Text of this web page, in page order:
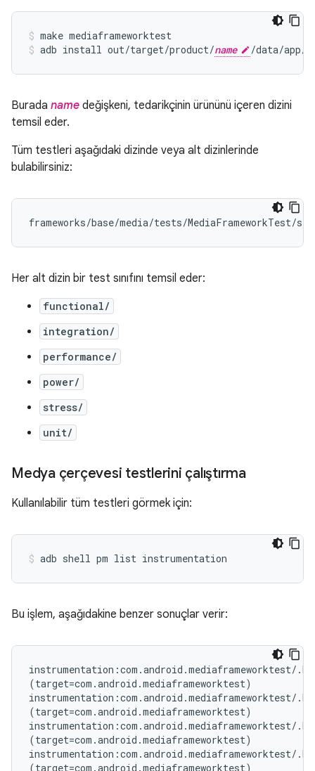
make mediaframeworktest
adb install out/target/product/name /data/app/
Burada name değişkeni, tedarikçinin ürününü içeren dizini
temsil eder.
Tüm testleri aşağıdaki dizinde veya alt dizinlerinde
bulabilirsiniz:
Her alt dizin bir test sınıfını temsil eder:
functional/
integration/
performance/
power/
stress/
unit/
Medya çerçevesi testlerini çalıştırma
Kullanılabilir tüm testleri görmek için:
Bu işlem, aşağıdakine benzer sonuçlar verir:
instrumentation:com.android.mediaframeworktest/
(target=com.android.mediaframeworktest)
instrumentation:com.android.mediaframeworktest/
(target=com.android.mediaframeworktest)
instrumentation:com.android.mediaframeworktest/
(target=com.android.mediaframeworktest)
instrumentation:com.android.mediaframeworktest/